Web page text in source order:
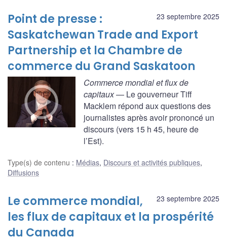
23 septembre 2025
Point de presse :
Saskatchewan Trade and Export
Partnership et la Chambre de
commerce du Grand Saskatoon
Commerce mondial et flux de
capitaux— Le gouverneur Tiff
Macklem répond aux questions des
journalistes après avoir prononcé un
discours (vers 15 h 45, heure de
l’Est).
Type(s) de contenu : Médias, Discours et activités publiques,
Diffusions
23 septembre 2025
Le commerce mondial,
les flux de capitaux et la prospérité
du Canada